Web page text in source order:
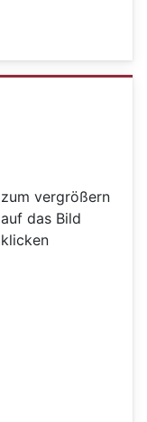
zum vergrößern
auf das Bild
klicken